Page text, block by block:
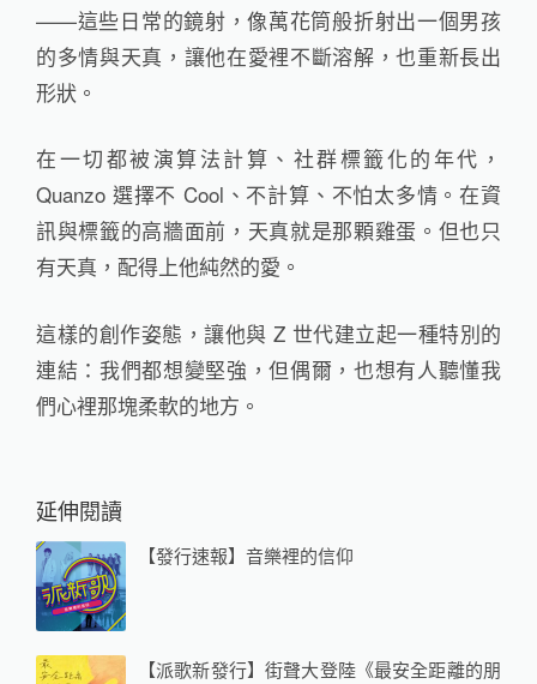
——這些日常的鏡射，像萬花筒般折射出一個男孩
的多情與天真，讓他在愛裡不斷溶解，也重新長出
形狀。
在一切都被演算法計算、社群標籤化的年代，
Quanzo 選擇不 Cool、不計算、不怕太多情。在資
訊與標籤的高牆面前，天真就是那顆雞蛋。但也只
有天真，配得上他純然的愛。
​這樣的創作姿態，讓他與 Z 世代建立起一種特別的
連結：我們都想變堅強，但偶爾，也想有人聽懂我
們心裡那塊柔軟的地方。
延伸閱讀
【發行速報】音樂裡的信仰
【派歌新發行】街聲大登陸《最安全距離的朋